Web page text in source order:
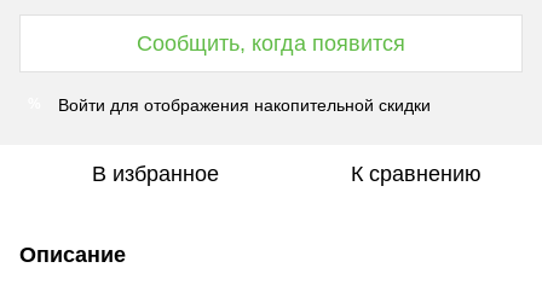
Сообщить, когда появится
Войти для отображения накопительной скидки
В избранное К сравнению
Описание